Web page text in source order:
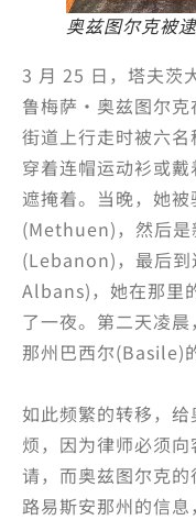
奥兹图尔克被
3 月 25 日，塔夫茨
鲁梅萨·奥兹图尔
街道上行走时被六
穿着连帽运动衫或
遮掩着。当晚，她
(Methuen)，然后是
(Lebanon)，最后到
Albans)，她在那里
了一夜。第二天凌
那州巴西尔(Basile)
如此频繁的转移，
烦，因为律师必须
请，而奥兹图尔克
路易斯安那州的信